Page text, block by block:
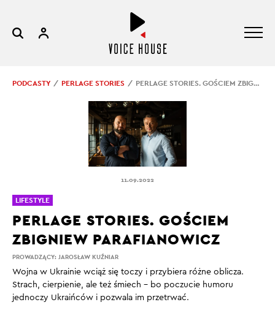
PODCASTY PERLAGE STORIES PERLAGE STORIES. GOŚCIEM ZBIGNIEW PARAFIANOWICZ
11.09.2022
PROWADZĄCY: JAROSŁAW KUŹNIAR
PERLAGE STORIES. GOŚCIEM
ZBIGNIEW PARAFIANOWICZ
Wojna w Ukrainie wciąż się toczy i przybiera różne oblicza.
Strach, cierpienie, ale też śmiech – bo poczucie humoru
jednoczy Ukraińców i pozwala im przetrwać.
LIFESTYLE